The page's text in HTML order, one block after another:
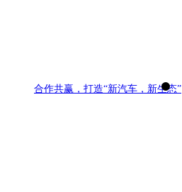
合作共赢，打造“新汽车，新生态”